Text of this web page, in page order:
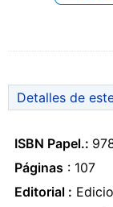
Detalles de
ISBN Papel.:
Páginas : 107
Editorial :